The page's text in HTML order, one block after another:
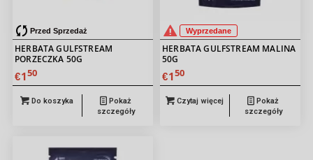
Przed Sprzedaż
HERBATA GULFSTREAM
PORZECZKA 50G
€150
Do koszyka
Pokaż
szczegóły
Wyprzedane
HERBATA GULFSTREAM MALINA
50G
€150
Czytaj więcej
Pokaż
szczegóły